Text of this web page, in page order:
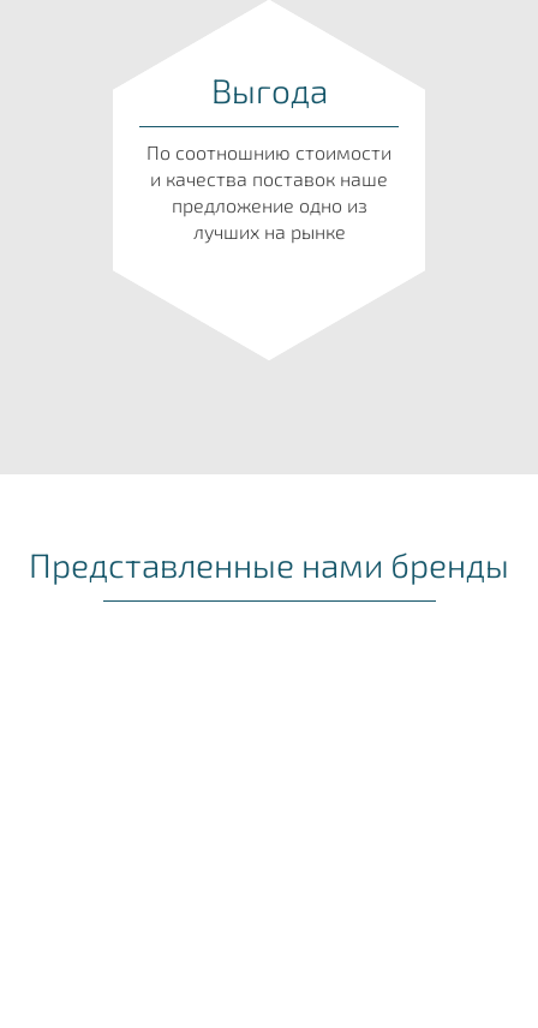
Выгода
По соотношнию стоимости
и качества поставок наше
предложение одно из
лучших на рынке
Представленные нами бренды